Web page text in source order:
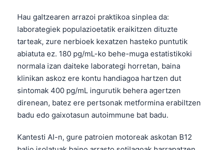
Hau galtzearen arrazoi praktikoa sinplea da:
laborategiek populazioetatik eraikitzen dituzte
tarteak, zure nerbioek kexatzen hasteko puntutik
abiatuta ez. 180 pg/mL-ko behe-muga estatistikoki
normala izan daiteke laborategi horretan, baina
klinikan askoz ere kontu handiagoa hartzen dut
sintomak 400 pg/mL ingurutik behera agertzen
direnean, batez ere pertsonak metformina erabiltzen
badu edo gaixotasun autoimmune bat badu.
Kantesti AI-n, gure patroien motoreak askotan B12